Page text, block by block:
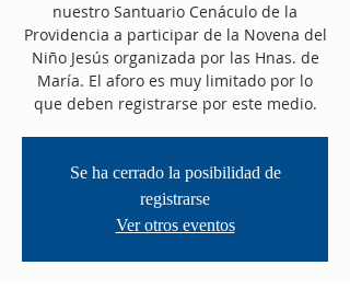
nuestro Santuario Cenáculo de la
Providencia a participar de la Novena del
Niño Jesús organizada por las Hnas. de
María. El aforo es muy limitado por lo
que deben registrarse por este medio.
Se ha cerrado la posibilidad de
registrarse
Ver otros eventos